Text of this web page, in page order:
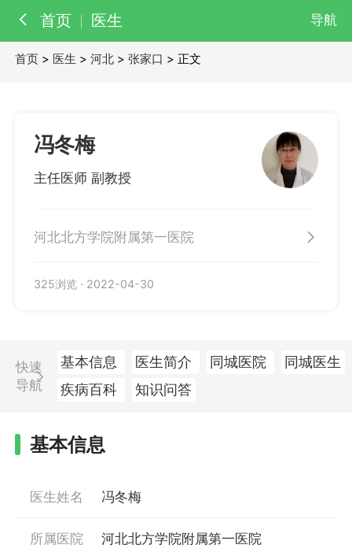
首页 医生 导航
医生
首页 > 医生 >河北 >张家口 > 正文
冯冬梅
主任医师 副教授
河北北方学院附属第一医院
325浏览 · 2022-04-30
快速
导航
基本信息 医生简介 同城医院
同城医生
疾病百科
知识问答
基本信息
医生姓名 冯冬梅
所属医院 河北北方学院附属第一医院